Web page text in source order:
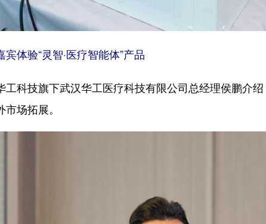
体验“灵智·医疗智能体”产品
科技旗下武汉华工医疗科技有限公司总经理侯鹏介绍
市场拓展。